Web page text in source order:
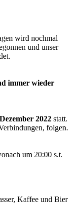
wird nochmal
und unser
immer wieder
2022 statt.
folgen.
um 20:00 s.t.
Kaffee und Bier